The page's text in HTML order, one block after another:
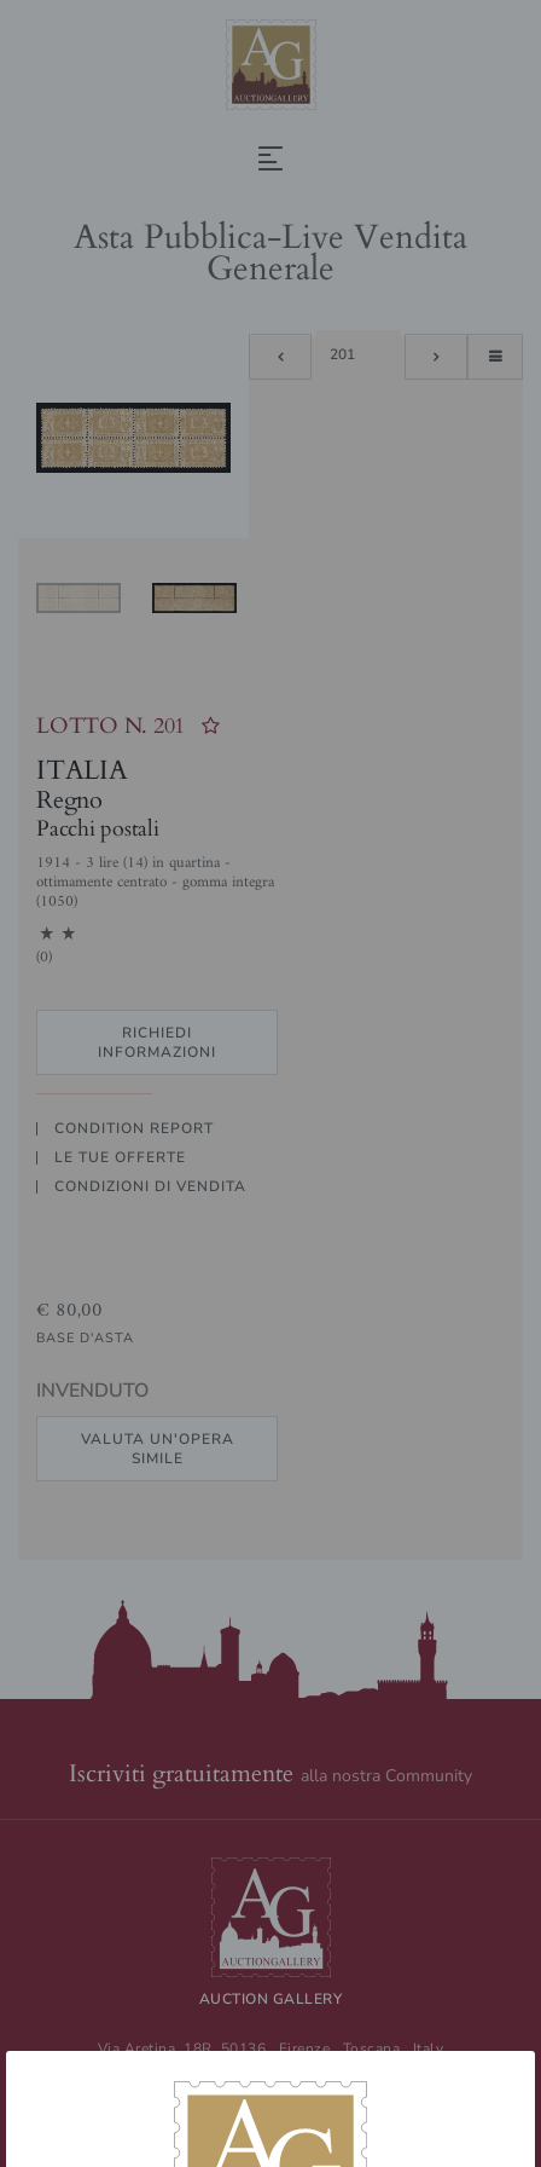
Asta Pubblica-Live Vendita
Generale
LOTTO N. 201
ITALIA
Regno
Pacchi postali
1914 - 3 lire (14) in quartina -
ottimamente centrato - gomma integra
(1050)
11
(0)
RICHIEDI
INFORMAZIONI
CONDITION REPORT
LE TUE OFFERTE
CONDIZIONI DI VENDITA
€ 80,00
BASE D'ASTA
INVENDUTO
VALUTA UN'OPERA
SIMILE
Iscriviti gratuitamente alla nostra Community
AUCTION GALLERY
Via Aretina, 18R 50136 Firenze,Toscana,Italy
E-mail:info@auctiongallery.it
Partita IVA: